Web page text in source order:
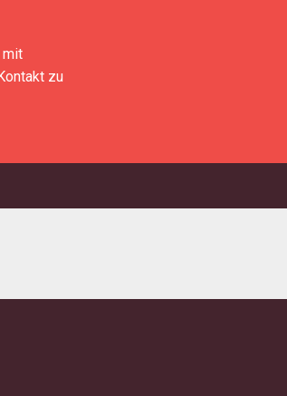
mit
zu